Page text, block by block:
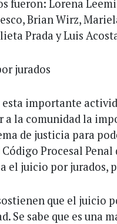
fueron: Lorena
Brian Wirz,
Prada y Luis
jurados
importante
a la comunidad la
de justicia para
Procesal
el juicio por jurados,
que el juicio
Se sabe que es una